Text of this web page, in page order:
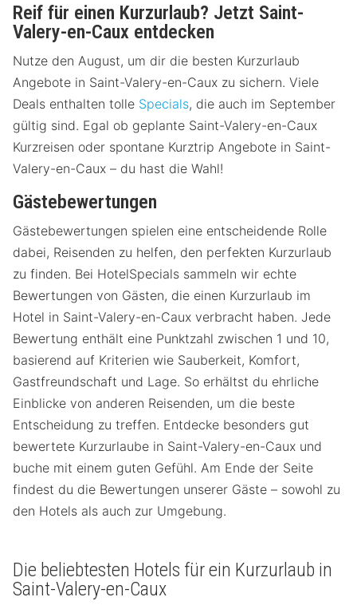
Reif für einen Kurzurlaub? Jetzt Saint-
Valery-en-Caux entdecken
Nutze den August, um dir die besten Kurzurlaub
Angebote in Saint-Valery-en-Caux zu sichern. Viele
Deals enthalten tolle Specials, die auch im September
gültig sind. Egal ob geplante Saint-Valery-en-Caux
Kurzreisen oder spontane Kurztrip Angebote in Saint-
Valery-en-Caux – du hast die Wahl!
Gästebewertungen
Gästebewertungen spielen eine entscheidende Rolle
dabei, Reisenden zu helfen, den perfekten Kurzurlaub
zu finden. Bei HotelSpecials sammeln wir echte
Bewertungen von Gästen, die einen Kurzurlaub im
Hotel in Saint-Valery-en-Caux verbracht haben. Jede
Bewertung enthält eine Punktzahl zwischen 1 und 10,
basierend auf Kriterien wie Sauberkeit, Komfort,
Gastfreundschaft und Lage. So erhältst du ehrliche
Einblicke von anderen Reisenden, um die beste
Entscheidung zu treffen. Entdecke besonders gut
bewertete Kurzurlaube in Saint-Valery-en-Caux und
buche mit einem guten Gefühl. Am Ende der Seite
findest du die Bewertungen unserer Gäste – sowohl zu
den Hotels als auch zur Umgebung.
Die beliebtesten Hotels für ein Kurzurlaub in
Saint-Valery-en-Caux